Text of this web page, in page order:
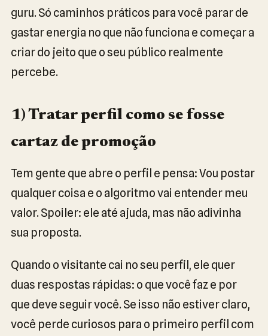
guru. Só caminhos práticos para você parar de
gastar energia no que não funciona e começar a
criar do jeito que o seu público realmente
percebe.
1) Tratar perfil como se fosse
cartaz de promoção
Tem gente que abre o perfil e pensa: Vou postar
qualquer coisa e o algoritmo vai entender meu
valor. Spoiler: ele até ajuda, mas não adivinha
sua proposta.
Quando o visitante cai no seu perfil, ele quer
duas respostas rápidas: o que você faz e por
que deve seguir você. Se isso não estiver claro,
você perde curiosos para o primeiro perfil com